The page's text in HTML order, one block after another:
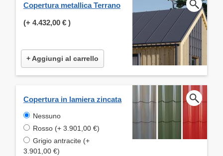
Copertura metallica Terrano
(+ 4.432,00 € )
+ Aggiungi al carrello
Copertura in lamiera zincata
Nessuno
Rosso (+ 3.901,00 €)
Grigio antracite (+
3.901,00 €)